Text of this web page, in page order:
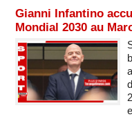
Gianni Infantino
Mondial 2030 au